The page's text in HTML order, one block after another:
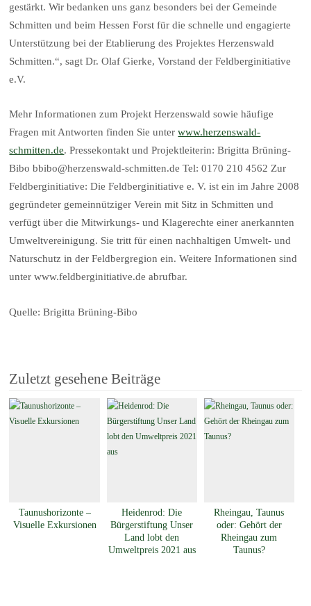
gestärkt. Wir bedanken uns ganz besonders bei der Gemeinde
Schmitten und beim Hessen Forst für die schnelle und engagierte
Unterstützung bei der Etablierung des Projektes Herzenswald
Schmitten.“, sagt Dr. Olaf Gierke, Vorstand der Feldberginitiative
e.V.
Mehr Informationen zum Projekt Herzenswald sowie häufige
Fragen mit Antworten finden Sie unterwww.herzenswald-
schmitten.de. Pressekontakt und Projektleiterin: Brigitta Brüning-
Bibo bbibo@herzenswald-schmitten.de Tel: 0170 210 4562 Zur
Feldberginitiative: Die Feldberginitiative e. V. ist ein im Jahre 2008
gegründeter gemeinnütziger Verein mit Sitz in Schmitten und
verfügt über die Mitwirkungs- und Klagerechte einer anerkannten
Umweltvereinigung. Sie tritt für einen nachhaltigen Umwelt- und
Naturschutz in der Feldbergregion ein. Weitere Informationen sind
unter www.feldberginitiative.de abrufbar.
Quelle: Brigitta Brüning-Bibo
Zuletzt gesehene Beiträge
Taunushorizonte –
Visuelle Exkursionen
Heidenrod: Die
Bürgerstiftung Unser
Land lobt den
Umweltpreis 2021 aus
Rheingau, Taunus
oder: Gehört der
Rheingau zum
Taunus?